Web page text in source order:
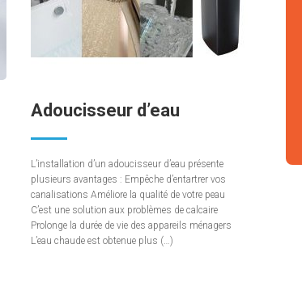
Adoucisseur d’eau
L’installation d’un adoucisseur d’eau présente
plusieurs avantages : Empêche d’entartrer vos
canalisations Améliore la qualité de votre peau
C’est une solution aux problèmes de calcaire
Prolonge la durée de vie des appareils ménagers
L’eau chaude est obtenue plus (…)